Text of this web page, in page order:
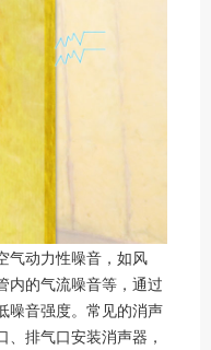
气动力性噪音，如风
内的气流噪音等，通过
噪音强度。常见的消声
排气口安装消声器，